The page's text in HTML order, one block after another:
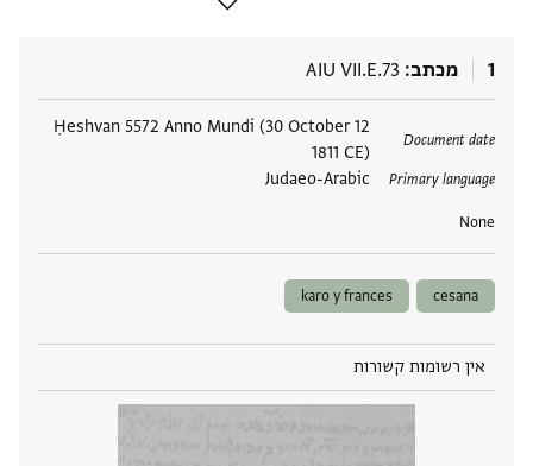
1 מכתב AIU VII.E.73
Document date
12 Ḥeshvan 5572 Anno Mundi (30 October
1811 CE)
Primary language
Judaeo-Arabic
None
cesana
karo y frances
אין רשומות קשורות